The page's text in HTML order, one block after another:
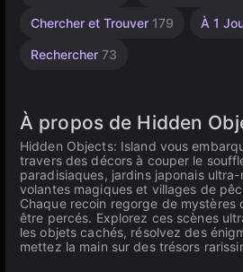
Chercher et Trouver 179 À 1
Rechercher 73
À propos de Hidden
Hidden Objects: Island vous
travers des décors à couper le
paradisiaques, jardins japonais
volantes magiques et villages de
Chaque recoin regorge de mystères
être percés. Explorez ces scènes
les objets cachés, résolvez des
mettez la main sur des trésors